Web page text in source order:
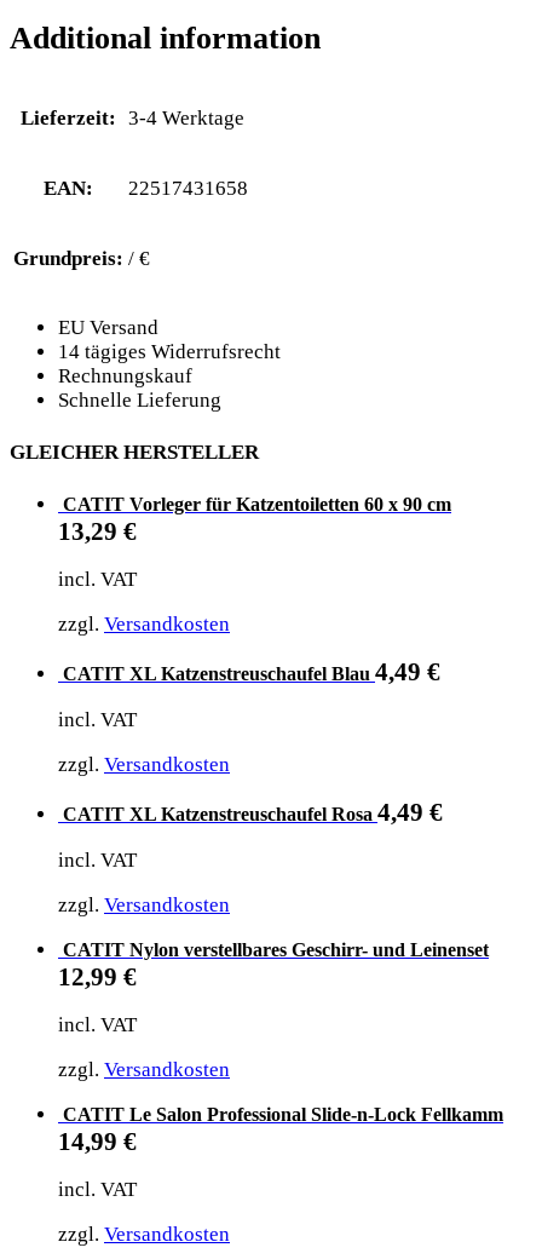
Additional information
Lieferzeit: 3-4 Werktage
EAN: 22517431658
Grundpreis: / €
EU Versand
14 tägiges Widerrufsrecht
Rechnungskauf
Schnelle Lieferung
GLEICHER HERSTELLER
CATIT Vorleger für Katzentoiletten 60 x 90 cm
13,29 €
incl. VAT
zzgl. Versandkosten
CATIT XL Katzenstreuschaufel Blau 4,49 €
incl. VAT
zzgl. Versandkosten
CATIT XL Katzenstreuschaufel Rosa 4,49 €
incl. VAT
zzgl. Versandkosten
CATIT Nylon verstellbares Geschirr- und Leinenset
12,99 €
incl. VAT
zzgl. Versandkosten
CATIT Le Salon Professional Slide-n-Lock Fellkamm
14,99 €
incl. VAT
zzgl. Versandkosten